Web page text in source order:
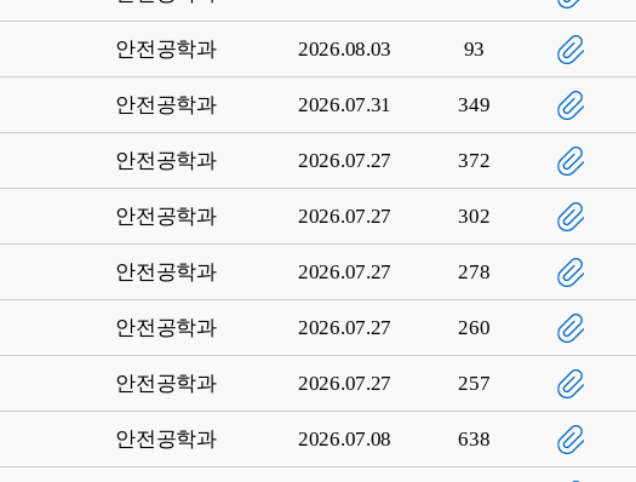
안전공학과 2026.08.03 93
안전공학과 2026.07.31 349
안전공학과 2026.07.27 372
안전공학과 2026.07.27 302
안전공학과 2026.07.27 278
안전공학과 2026.07.27 260
안전공학과 2026.07.27 257
안전공학과 2026.07.08 638